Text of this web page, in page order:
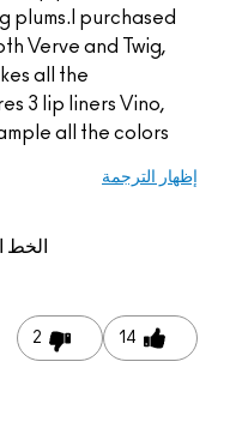
plums.I purchased
Verve and Twig,
all the
3 lip liners Vino,
all the colors.
إظهار الترجمة
الخط
14
2